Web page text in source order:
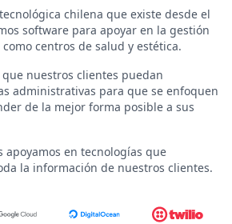
chilena que existe desde el
software para apoyar en la gestión
centros de salud y estética.
nuestros clientes puedan
administrativas para que se enfoquen
de la mejor forma posible a sus
apoyamos en tecnologías que
la información de nuestros clientes.